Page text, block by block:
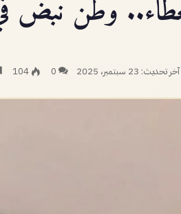
آخر تحديث: 23 سبتمبر، 2025 0
104